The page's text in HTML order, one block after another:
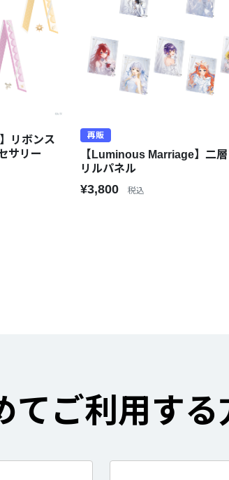
リボンス
サリー
再販
【Luminous Marriage】二
リルパネル
¥3,800 税込
てご利用する